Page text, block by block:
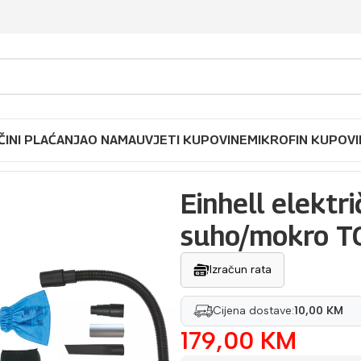
PLAĆANJAO NAMAUVJETI KUPOVINEMIKROFIN
Einhell
suho/mokro
Izračun rata
Cijena dostave:10,00 KM
179,00 KM